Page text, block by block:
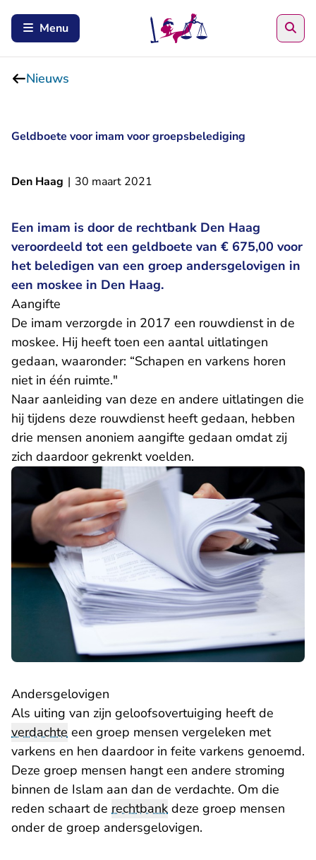
Menu
Nieuws
Geldboete voor imam voor groepsbelediging
Den Haag | 30 maart 2021
Een imam is door de rechtbank Den Haag
veroordeeld tot een geldboete van € 675,00 voor
het beledigen van een groep andersgelovigen in
een moskee in Den Haag.
Aangifte
De imam verzorgde in 2017 een rouwdienst in de
moskee. Hij heeft toen een aantal uitlatingen
gedaan, waaronder: “Schapen en varkens horen
niet in één ruimte."
Naar aanleiding van deze en andere uitlatingen die
hij tijdens deze rouwdienst heeft gedaan, hebben
drie mensen anoniem aangifte gedaan omdat zij
zich daardoor gekrenkt voelden.
Andersgelovigen
Als uiting van zijn geloofsovertuiging heeft de
verdachte een groep mensen vergeleken met
varkens en hen daardoor in feite varkens genoemd.
Deze groep mensen hangt een andere stroming
binnen de Islam aan dan de verdachte. Om die
reden schaart de rechtbank deze groep mensen
onder de groep andersgelovigen.